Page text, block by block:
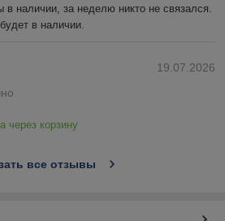
в наличии, за неделю никто не связался.
в наличии.
19.07.2026
через корзину
все отзывы